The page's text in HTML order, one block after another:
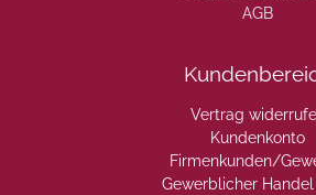
AGB
Vertrag
Kundenkonto
Firmenkunden/
Gewerblicher Handel